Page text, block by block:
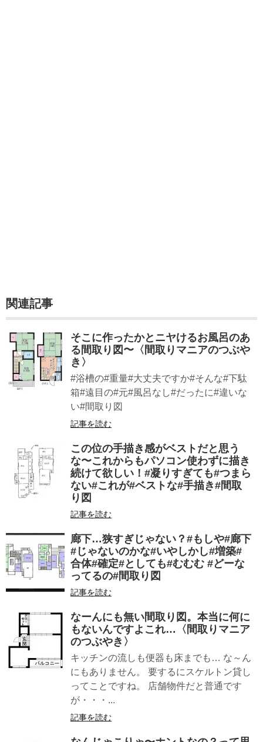
関連記事
そこに作ったかとニヤけるお風呂のあ
る間取り図〜〈間取りマニアのつぶや
き〉
#浴槽の#重量#大丈夫ですか#そんな#下駄
箱#遠目の#元#風呂なし#だったに#違いな
い#間取り図
記事を読む
この位の手描き感がベストだと思う
な〜これからもパソコン使わずに描き
続けて欲しい！#凝りすぎても#つまら
ない#これが#ベストな#手描き#間取
り図
記事を読む
廊下…狭すぎじゃない？#もしや#廊下
#じゃないのかな#いやしかし#増築#
合体#確定#としても#むむむ #どーな
ってるの#間取り図
記事を読む
なーんにも無い間取り図。本当に何に
もないんですよこれ…〈間取りマニア
のつぶやき〉
キッチンの流しも便器も床までも… な～ん
にもありません。 要するにスケルトン貸し
ってことですね。 店舗物件だと普通です
が・・・...
記事を読む